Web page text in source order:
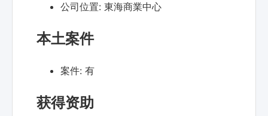
公司位置: 東海商業中心
本土案件
案件: 有
获得资助